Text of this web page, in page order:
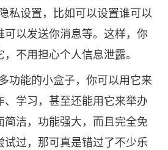
私设置，比如可以设置谁可以
可以发送你消息等。这样，你
不用担心个人信息泄露。
功能的小盒子，你可以用它来
、学习，甚至还能用它来举办
简洁，功能强大，而且完全免
试过，那可真是错过了不少乐